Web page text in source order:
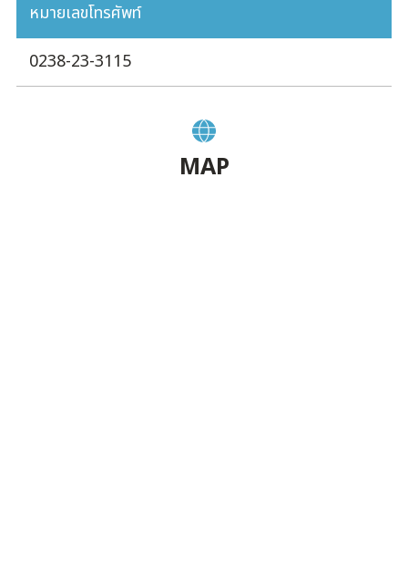
หมายเลขโทรศัพท์
0238-23-3115
MAP